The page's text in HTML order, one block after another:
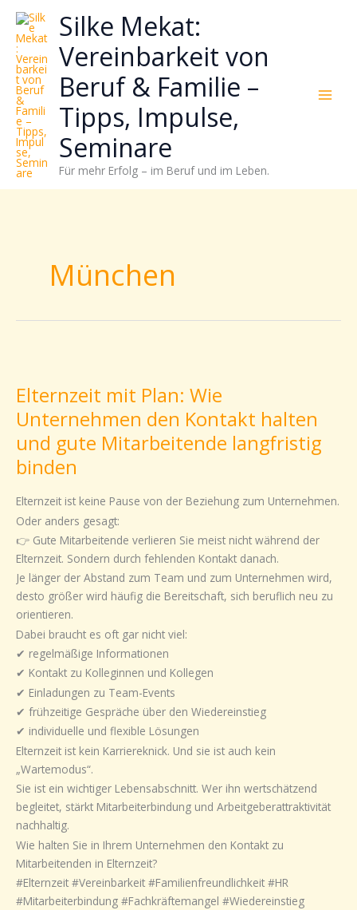
Zum
Inhalt
springen
Silke Mekat:
Vereinbarkeit von
Beruf & Familie –
Tipps, Impulse,
Seminare
Für mehr Erfolg – im Beruf und im Leben.
München
Elternzeit mit Plan: Wie
Unternehmen den Kontakt halten
und gute Mitarbeitende langfristig
binden
Elternzeit ist keine Pause von der Beziehung zum Unternehmen.
Oder anders gesagt:
👉 Gute Mitarbeitende verlieren Sie meist nicht während der
Elternzeit. Sondern durch fehlenden Kontakt danach.
Je länger der Abstand zum Team und zum Unternehmen wird,
desto größer wird häufig die Bereitschaft, sich beruflich neu zu
orientieren.
Dabei braucht es oft gar nicht viel:
✔ regelmäßige Informationen
✔ Kontakt zu Kolleginnen und Kollegen
✔ Einladungen zu Team-Events
✔ frühzeitige Gespräche über den Wiedereinstieg
✔ individuelle und flexible Lösungen
Elternzeit ist kein Karriereknick. Und sie ist auch kein
„Wartemodus“.
Sie ist ein wichtiger Lebensabschnitt. Wer ihn wertschätzend
begleitet, stärkt Mitarbeiterbindung und Arbeitgeberattraktivität
nachhaltig.
Wie halten Sie in Ihrem Unternehmen den Kontakt zu
Mitarbeitenden in Elternzeit?
#Elternzeit #Vereinbarkeit #Familienfreundlichkeit #HR
#Mitarbeiterbindung #Fachkräftemangel #Wiedereinstieg
Plan:
Wie
Unternehmen
den
Kontakt
und
gute
Mitarbeitende
langfristig
binden
wie
sich
Stress
reduzieren
Energie
gezielter
einsetzen
lässt?
Einfach